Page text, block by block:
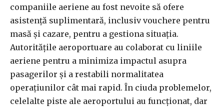
companiile aeriene au fost nevoite să ofere
asistență suplimentară, inclusiv vouchere pentru
masă și cazare, pentru a gestiona situația.
Autoritățile aeroportuare au colaborat cu liniile
aeriene pentru a minimiza impactul asupra
pasagerilor și a restabili normalitatea
operațiunilor cât mai rapid. În ciuda problemelor,
celelalte piste ale aeroportului au funcționat, dar